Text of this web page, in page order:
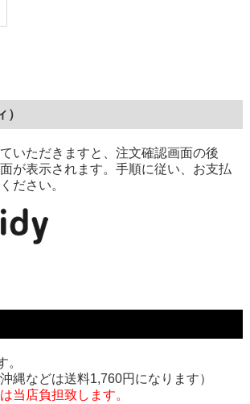
いただきますと、注文確認画面の後
が表示されます。手順に従い、お支払
ださい。
。
縄などは送料1,760円になります）
当店負担致します。